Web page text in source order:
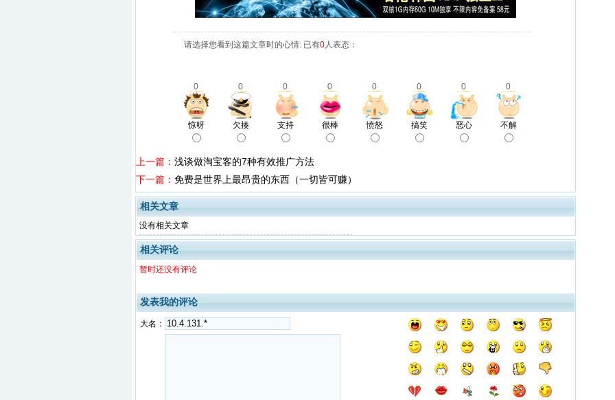
请选择您看到这篇文章时的心情: 已有0人表态：
0 0 0 0 0 0 0 0
惊呀 欠揍 支持 很棒 愤怒 搞笑 恶心 不解
上一篇： 浅谈做淘宝客的7种有效推广方法
下一篇： 免费是世界上最昂贵的东西（一切皆可赚）
相关文章
没有相关文章
相关评论
暂时还没有评论
发表我的评论
大名：